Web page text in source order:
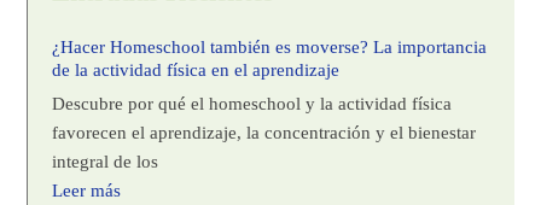
¿Hacer Homeschool también es moverse? La importancia
de la actividad física en el aprendizaje
Descubre por qué el homeschool y la actividad física
favorecen el aprendizaje, la concentración y el bienestar
integral de los
Leer más